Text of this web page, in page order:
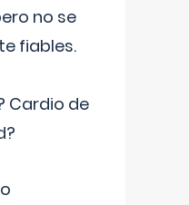
no se
fiables.
Cardio de